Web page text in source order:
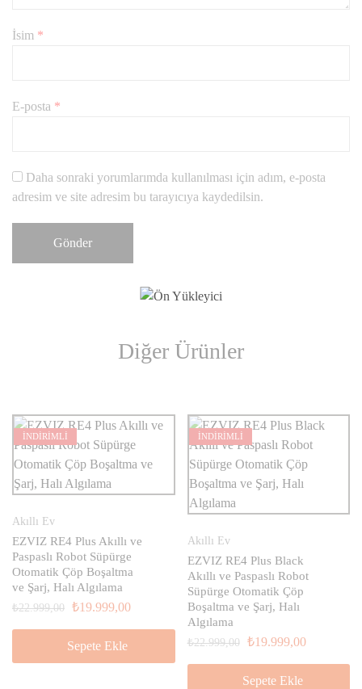
İsim *
E-posta *
Daha sonraki yorumlarımda kullanılması için adım, e-posta
adresim ve site adresim bu tarayıcıya kaydedilsin.
Diğer Ürünler
İNDİRİMLİ
Akıllı Ev
EZVIZ RE4 Plus Akıllı ve
Paspaslı Robot Süpürge
Otomatik Çöp Boşaltma
ve Şarj, Halı Algılama
₺22.999,00 ₺19.999,00
Sepete Ekle
İNDİRİMLİ
Akıllı Ev
EZVIZ RE4 Plus Black
Akıllı ve Paspaslı Robot
Süpürge Otomatik Çöp
Boşaltma ve Şarj, Halı
Algılama
₺22.999,00 ₺19.999,00
Sepete Ekle